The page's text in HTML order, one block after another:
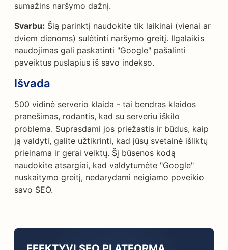
sumažins naršymo dažnį.
Svarbu: Šią parinktį naudokite tik laikinai (vienai ar
dviem dienoms) sulėtinti naršymo greitį. Ilgalaikis
naudojimas gali paskatinti "Google" pašalinti
paveiktus puslapius iš savo indekso.
Išvada
500 vidinė serverio klaida - tai bendras klaidos
pranešimas, rodantis, kad su serveriu iškilo
problema. Suprasdami jos priežastis ir būdus, kaip
ją valdyti, galite užtikrinti, kad jūsų svetainė išliktų
prieinama ir gerai veiktų. Šį būsenos kodą
naudokite atsargiai, kad valdytumėte "Google"
nuskaitymo greitį, nedarydami neigiamo poveikio
savo SEO.